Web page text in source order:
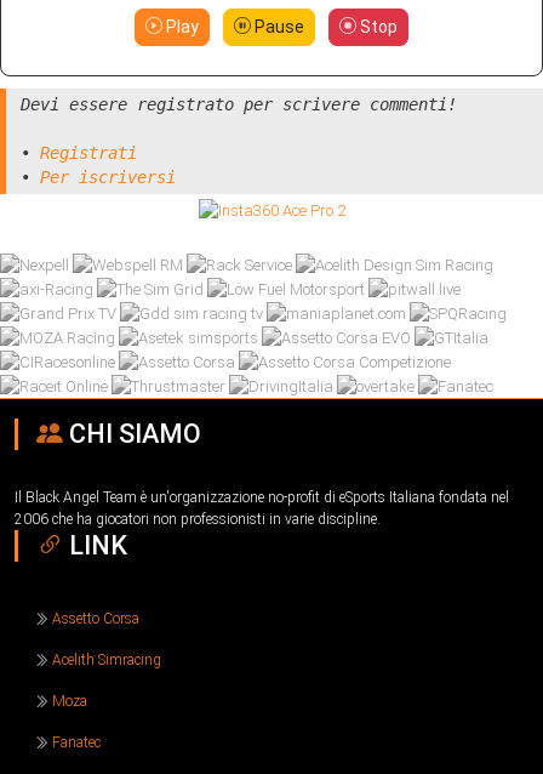
Play Pause Stop
Devi essere registrato per scrivere commenti!
• Registrati
• Per iscriversi
CHI SIAMO
Il Black Angel Team è un'organizzazione no-profit di eSports Italiana fondata nel
2006 che ha giocatori non professionisti in varie discipline.
LINK
Assetto Corsa
Acelith Simracing
Moza
Fanatec